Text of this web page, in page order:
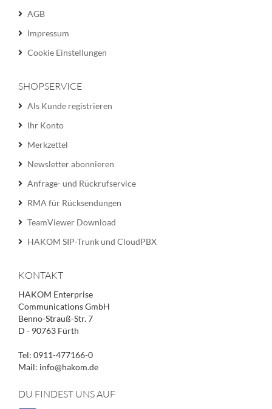
AGB
Impressum
Cookie Einstellungen
SHOPSERVICE
Als Kunde registrieren
Ihr Konto
Merkzettel
Newsletter abonnieren
Anfrage- und Rückrufservice
RMA für Rücksendungen
TeamViewer Download
HAKOM SIP-Trunk und CloudPBX
KONTAKT
HAKOM Enterprise
Communications GmbH
Benno-Strauß-Str. 7
D - 90763 Fürth
Tel: 0911-477166-0
Mail: info@hakom.de
DU FINDEST UNS AUF